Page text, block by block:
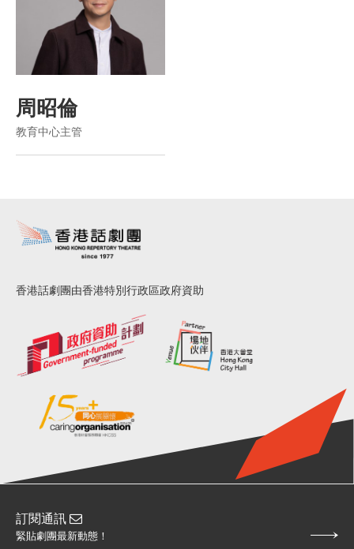
周昭倫
教育中心主管
香港話劇團由香港特別行政區政府資助
訂閱通訊
緊貼劇團最新動態！